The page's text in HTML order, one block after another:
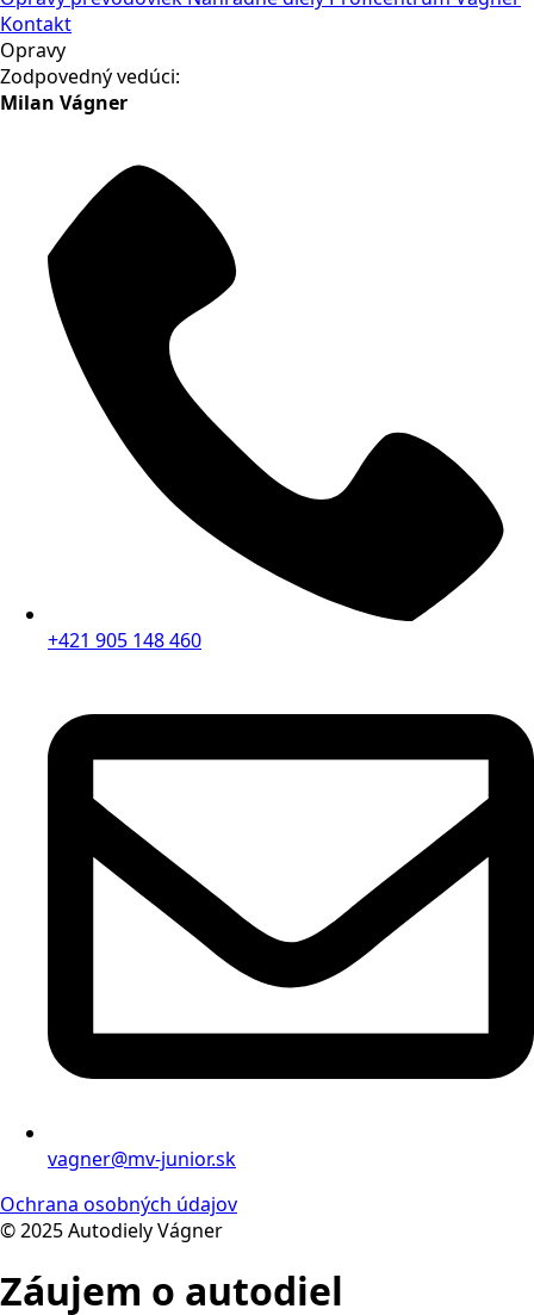
Kontakt
Opravy
Zodpovedný vedúci:
Milan Vágner
+421 905 148 460
vagner@mv-junior.sk
Ochrana osobných údajov
© 2025 Autodiely Vágner
Záujem o autodiel